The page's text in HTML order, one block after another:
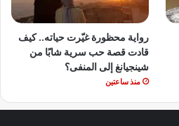
رواية محظورة غيّرت حياته.. كيف
قادت قصة حب سرية شابًا من
شينجيانغ إلى المنفى؟
منذ ساعتين